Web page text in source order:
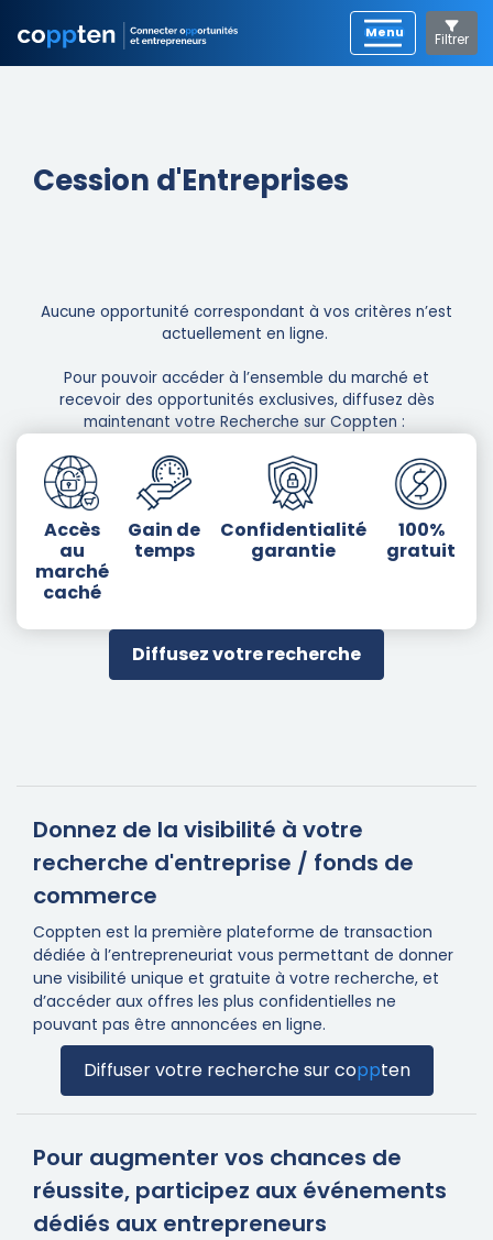
Filtrer
Cession d'Entreprises
Aucune opportunité correspondant à vos critères n’est
actuellement en ligne. ​
Pour pouvoir accéder à l’ensemble du marché et
recevoir des opportunités exclusives, diffusez dès
maintenant votre Recherche sur Coppten : ​
Accès
au
marché
caché
Gain de
temps
Confidentialité
garantie
100%
gratuit
Diffusez votre recherche
Donnez de la visibilité à votre
recherche d'entreprise / fonds de
commerce
Coppten est la première plateforme de transaction
dédiée à l’entrepreneuriat vous permettant de donner
une visibilité unique et gratuite à votre recherche, et
d’accéder aux offres les plus confidentielles ne
pouvant pas être annoncées en ligne.
Diffuser votre recherche surcoppten
Pour augmenter vos chances de
réussite, participez aux événements
dédiés aux entrepreneurs